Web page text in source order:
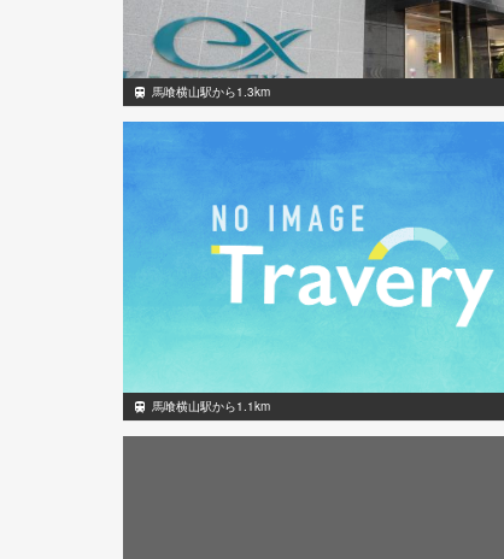
馬喰横山駅から1.3km
馬喰横山駅から1.1km